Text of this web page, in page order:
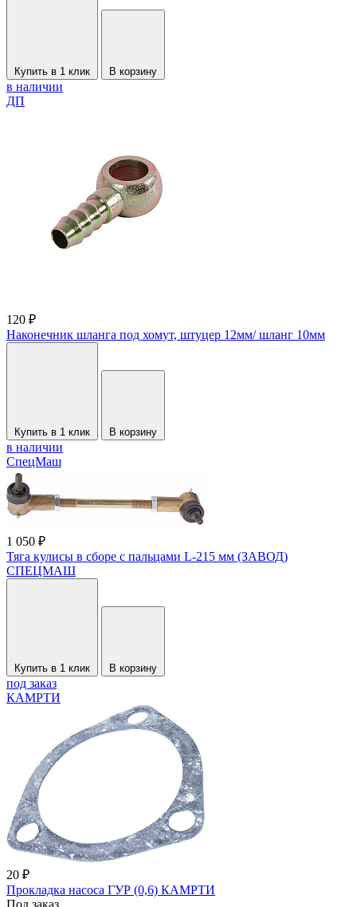
Купить в 1 клик В корзину
в наличии
ДП
120 ₽
Наконечник шланга под хомут, штуцер 12мм/ шланг 10мм
Купить в 1 клик В корзину
в наличии
СпецМаш
1 050 ₽
Тяга кулисы в сборе с пальцами L-215 мм (ЗАВОД)
СПЕЦМАШ
Купить в 1 клик В корзину
под заказ
КАМРТИ
20 ₽
Прокладка насоса ГУР (0,6) КАМРТИ